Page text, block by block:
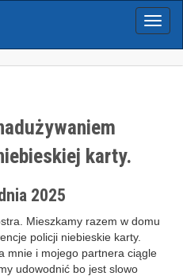
Menu
karty.
2025
Mieszkamy razem w domu
policji niebieskie karty.
mnie i mojego partnera ciągle
udowodnić bo jest slowo